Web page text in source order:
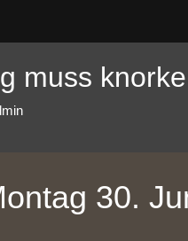
muss
30.